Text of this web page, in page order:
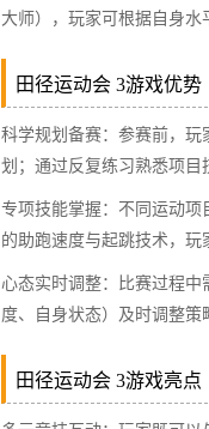
大师），玩家可根据自身水
田径运动会 3游戏优势​
科学规划备赛：参赛前，玩
划；通过反复练习熟悉项目
专项技能掌握：不同运动
的助跑速度与起跳技术，玩
心态实时调整：比赛过程
度、自身状态）及时调整策
田径运动会 3游戏亮点​